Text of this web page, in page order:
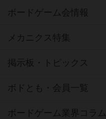
ボードゲーム会情報
メカニクス特集
掲示板・トピックス
ボドとも・会員一覧
ボードゲーム業界コラム